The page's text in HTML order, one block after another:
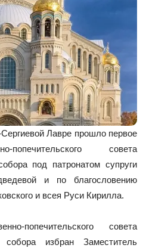
совет Кронштадтского
Морской собор»
и глубокую
восстановления
флота России!
Лавре прошло первое
попечительского совета
под патронатом супруги
и по благословению
и всея Руси Кирилла.
попечительского совета
собора избран Заместитель